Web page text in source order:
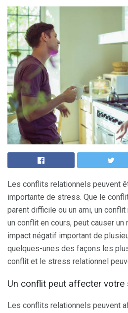
Les conflits relationnels peuvent
importante de stress. Que le
parent difficile ou un ami, un
un conflit en cours, peut causer un
impact négatif important de
quelques-unes des façons les
conflit et le stress relationnel
Un conflit peut affecter votre
Les conflits relationnels peuvent